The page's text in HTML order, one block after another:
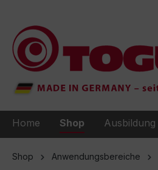
Home Shop Ausbildung
Shop Anwendungsbereiche